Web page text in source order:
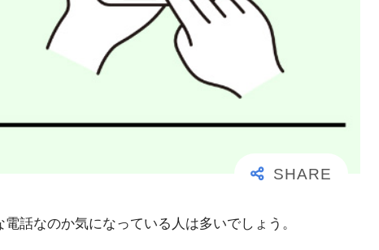
話なのか気になっている人は多いでしょう。